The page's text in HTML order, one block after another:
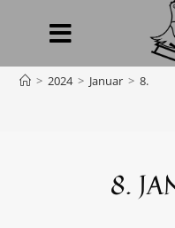
2024
> 2024 > Januar > 8.
8.